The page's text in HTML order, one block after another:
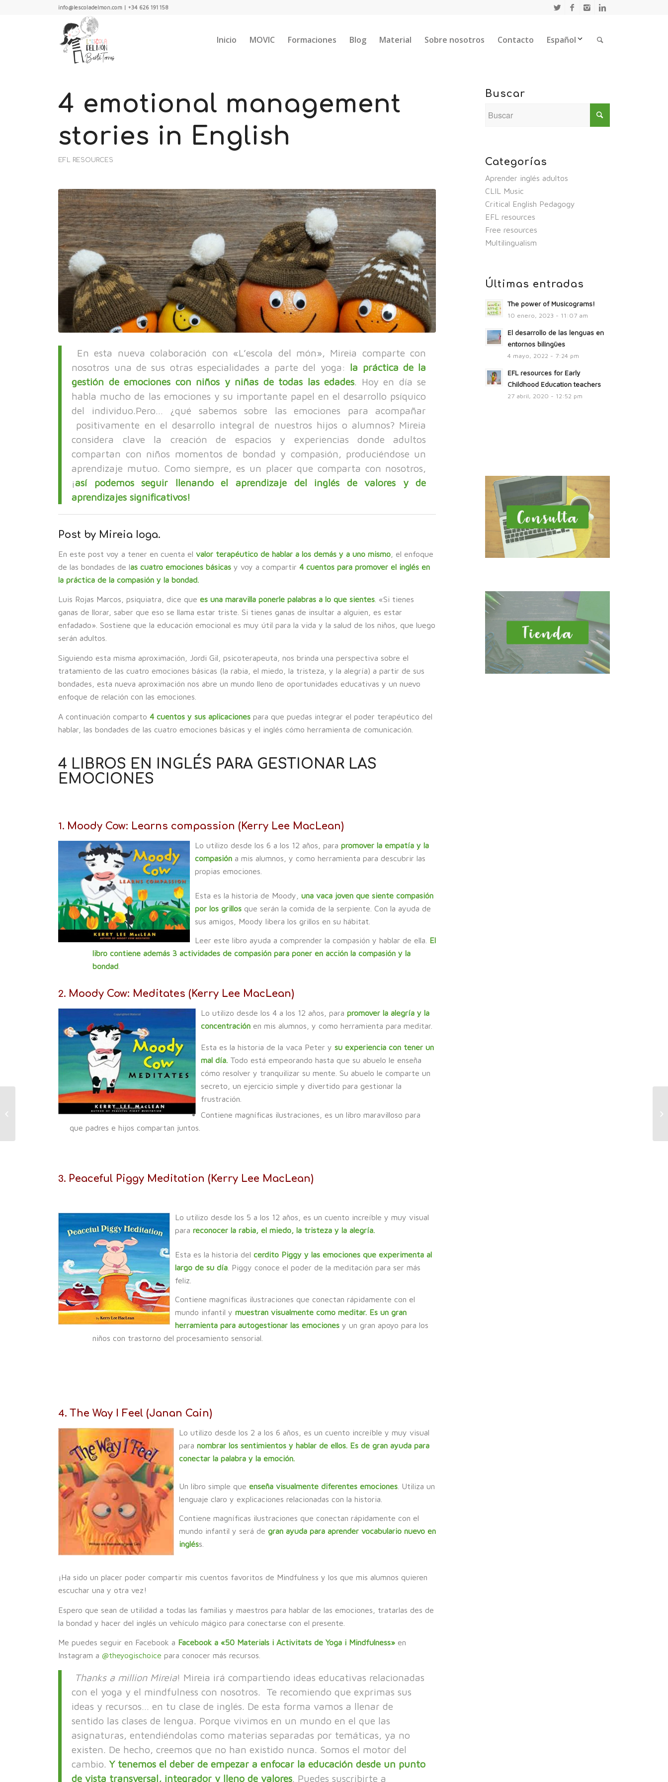
info@lescoladelmon.com | +34 626 191 158
Inicio MOVIC Formaciones Blog Material Sobre nosotros Contacto Español
4 emotional management
stories in English
EFL RESOURCES
En esta nueva colaboración con «L’escola del món», Mireia comparte con
nosotros una de sus otras especialidades a parte del yoga: la práctica de la
gestión de emociones con niños y niñas de todas las edades. Hoy en día se
habla mucho de las emociones y su importante papel en el desarrollo psíquico
del individuo.Pero… ¿qué sabemos sobre las emociones para acompañar
positivamente en el desarrollo integral de nuestros hijos o alumnos? Mireia
considera clave la creación de espacios y experiencias donde adultos
compartan con niños momentos de bondad y compasión, produciéndose un
aprendizaje mutuo. Como siempre, es un placer que comparta con nosotros,
¡así podemos seguir llenando el aprendizaje del inglés de valores y de
aprendizajes significativos!
Post by Mireia Ioga.
En este post voy a tener en cuenta elvalor terapéutico de hablar a los demás y a uno mismo , el enfoque
de las bondades de las cuatro emociones básicas y voy a compartir4 cuentos para promover el inglés en
la práctica de la compasión y la bondad.
Luis Rojas Marcos, psiquiatra, dice quees una maravilla ponerle palabras a lo que sientes . «Si tienes
ganas de llorar, saber que eso se llama estar triste. Si tienes ganas de insultar a alguien, es estar
enfadado». Sostiene que la educación emocional es muy útil para la vida y la salud de los niños, que luego
serán adultos.
Siguiendo esta misma aproximación, Jordi Gil, psicoterapeuta, nos brinda una perspectiva sobre el
tratamiento de las cuatro emociones básicas (la rabia, el miedo, la tristeza, y la alegría) a partir de sus
bondades, esta nueva aproximación nos abre un mundo lleno de oportunidades educativas y un nuevo
enfoque de relación con las emociones.
A continuación comparto4 cuentos y sus aplicaciones para que puedas integrar el poder terapéutico del
hablar, las bondades de las cuatro emociones básicas y el inglés cómo herramienta de comunicación.
4 LIBROS EN INGLÉS PARA GESTIONAR LAS
EMOCIONES
1. Moody Cow: Learns compassion (Kerry Lee MacLean)
Lo utilizo desde los 6 a los 12 años, parapromover la empatía y la
compasión a mis alumnos, y como herramienta para descubrir las
propias emociones.
Esta es la historia de Moody,una vaca joven que siente compasión
por los grillos que serán la comida de la serpiente. Con la ayuda de
sus amigos, Moody libera los grillos en su hábitat.
Leer este libro ayuda a comprender la compasión y hablar de ella. El
libro contiene además 3 actividades de compasión para poner en acción la compasión y la
bondad
2. Moody Cow: Meditates (Kerry Lee MacLean)
Lo utilizo desde los 4 a los 12 años, parapromover la alegría y la
concentración en mis alumnos, y como herramienta para meditar.
Esta es la historia de la vaca Peter ysu experiencia con tener un
mal día. Todo está empeorando hasta que su abuelo le enseña
cómo resolver y tranquilizar su mente. Su abuelo le comparte un
secreto, un ejercicio simple y divertido para gestionar la
frustración.
Contiene magníficas ilustraciones, es un libro maravilloso para
que padres e hijos compartan juntos.
3. Peaceful Piggy Meditation (Kerry Lee MacLean)
Lo utilizo desde los 5 a los 12 años, es un cuento increíble y muy visual
parareconocer la rabia, el miedo, la tristeza y la alegría.
Esta es la historia delcerdito Piggy y las emociones que experimenta al
largo de su día . Piggy conoce el poder de la meditación para ser más
feliz.
Contiene magníficas ilustraciones que conectan rápidamente con el
mundo infantil ymuestran visualmente como meditar. Es un gran
herramienta para autogestionar las emociones y un gran apoyo para los
niños con trastorno del procesamiento sensorial.
4. The Way I Feel (Janan Cain)
Lo utilizo desde los 2 a los 6 años, es un cuento increíble y muy visual
paranombrar los sentimientos y hablar de ellos. Es de gran ayuda para
conectar la palabra y la emoción.
Un libro simple queenseña visualmente diferentes emociones . Utiliza un
lenguaje claro y explicaciones relacionadas con la historia.
Contiene magníficas ilustraciones que conectan rápidamente con el
mundo infantil y será degran ayuda para aprender vocabulario nuevo en
ingléss.
¡Ha sido un placer poder compartir mis cuentos favoritos de Mindfulness y los que mis alumnos quieren
escuchar una y otra vez!
Espero que sean de utilidad a todas las familias y maestros para hablar de las emociones, tratarlas des de
la bondad y hacer del inglés un vehículo mágico para conectarse con el presente.
Me puedes seguir en Facebook a Facebook a «50 Materials i Activitats de Yoga i Mindfulness» en
Instagram a@theyogischoice para conocer más recursos.
Thanks a million Mireia! Mireia irá compartiendo ideas educativas relacionadas
con el yoga y el mindfulness con nosotros. Te recomiendo que exprimas sus
ideas y recursos… en tu clase de inglés. De esta forma vamos a llenar de
sentido las clases de lengua. Porque vivimos en un mundo en el que las
asignaturas, entendiéndolas como materias separadas por temáticas, ya no
existen. De hecho, creemos que no han existido nunca. Somos el motor del
cambio.Y tenemos el deber de empezar a enfocar la educación desde un punto
de vista transversal, integrador y lleno de valores. Puedes suscribirte a
Buscar
Categorías
Aprender inglés adultos
CLIL Music
Critical English Pedagogy
EFL resources
Free resources
Multilingualism
Últimas entradas
The power of Musicograms!
10 enero, 2023 - 11:07 am
El desarrollo de las lenguas en
entornos bilingües
4 mayo, 2022 - 7:24 pm
EFL resources for Early
Childhood Education teachers
27 abril, 2020 - 12:52 pm